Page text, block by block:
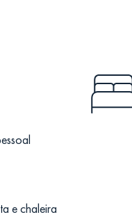
e chaleira